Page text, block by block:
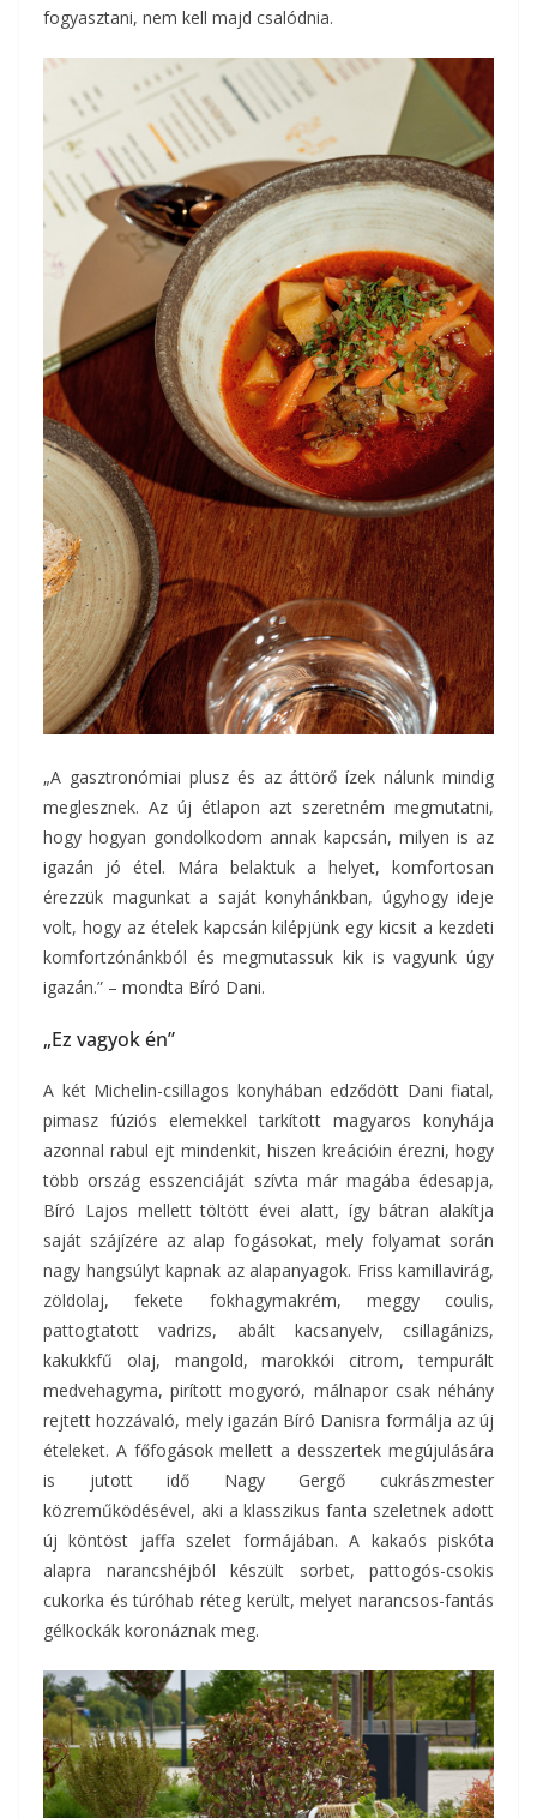
fogyasztani, nem kell majd csalódnia.
„A gasztronómiai plusz és az áttörő ízek nálunk mindig
meglesznek. Az új étlapon azt szeretném megmutatni,
hogy hogyan gondolkodom annak kapcsán, milyen is az
igazán jó étel. Mára belaktuk a helyet, komfortosan
érezzük magunkat a saját konyhánkban, úgyhogy ideje
volt, hogy az ételek kapcsán kilépjünk egy kicsit a kezdeti
komfortzónánkból és megmutassuk kik is vagyunk úgy
igazán.” – mondta Bíró Dani.
„Ez vagyok én”
A két Michelin-csillagos konyhában edződött Dani fiatal,
pimasz fúziós elemekkel tarkított magyaros konyhája
azonnal rabul ejt mindenkit, hiszen kreációin érezni, hogy
több ország esszenciáját szívta már magába édesapja,
Bíró Lajos mellett töltött évei alatt, így bátran alakítja
saját szájízére az alap fogásokat, mely folyamat során
nagy hangsúlyt kapnak az alapanyagok. Friss kamillavirág,
zöldolaj, fekete fokhagymakrém, meggy coulis,
pattogtatott vadrizs, abált kacsanyelv, csillagánizs,
kakukkfű olaj, mangold, marokkói citrom, tempurált
medvehagyma, pirított mogyoró, málnapor csak néhány
rejtett hozzávaló, mely igazán Bíró Danisra formálja az új
ételeket. A főfogások mellett a desszertek megújulására
is jutott idő Nagy Gergő cukrászmester
közreműködésével, aki a klasszikus fanta szeletnek adott
új köntöst jaffa szelet formájában. A kakaós piskóta
alapra narancshéjból készült sorbet, pattogós-csokis
cukorka és túróhab réteg került, melyet narancsos-fantás
gélkockák koronáznak meg.